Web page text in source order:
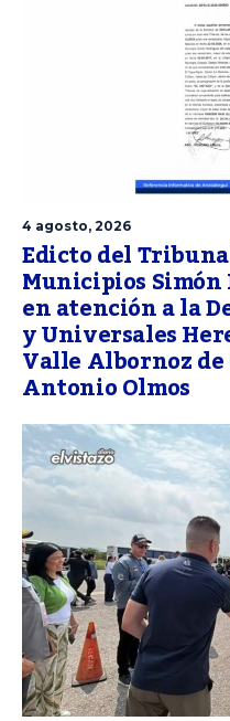
4 agosto, 2026
Edicto del
Municipios
en atención a la
y Universales
Valle Albornoz
Antonio Olmos